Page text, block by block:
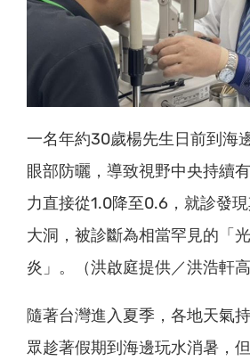
一名年約30歲楊先生日前到海
眼部防曬，導致視野中央持續
力直接從1.0降至0.6，就診發
大洞，被診斷為相當罕見的「
炎」。（洪啟庭提供／洪浩軒高
隨著台灣進入夏季，各地天氣
眾趁著假期到海邊玩水消暑，